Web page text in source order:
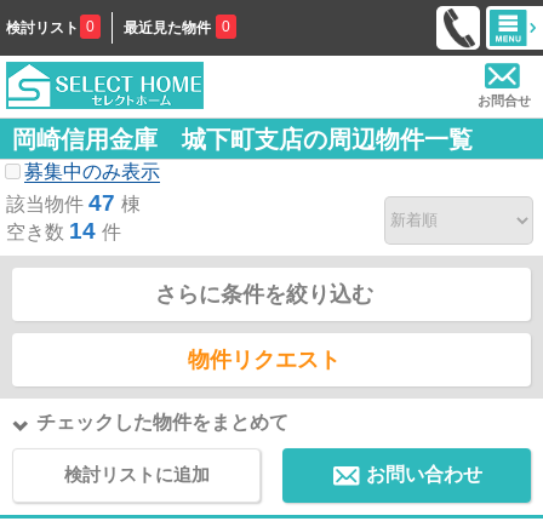
検討リスト 0 最近見た物件 0
お問合せ
岡崎信用金庫 城下町支店の周辺物件一覧
募集中のみ表示
該当物件 47 棟
空き数 14 件
さらに条件を絞り込む
物件リクエスト
チェックした物件をまとめて
検討リストに追加 お問い合わせ